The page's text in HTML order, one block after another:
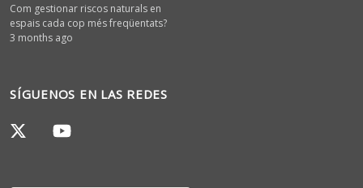
Com gestionar riscos naturals en
espais cada cop més freqüentats?
3 months ago
SÍGUENOS EN LAS REDES